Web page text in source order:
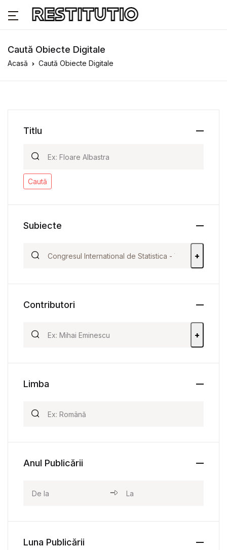
Caută Obiecte Digitale
Acasă Caută Obiecte Digitale
Titlu
Caută
Subiecte
+
Contributori
+
Limba
Anul Publicării
Luna Publicării